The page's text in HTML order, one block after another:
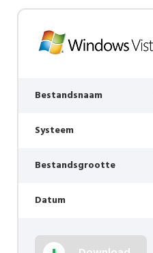
Bestandsnaam
Systeem
Bestandsgrootte
Datum